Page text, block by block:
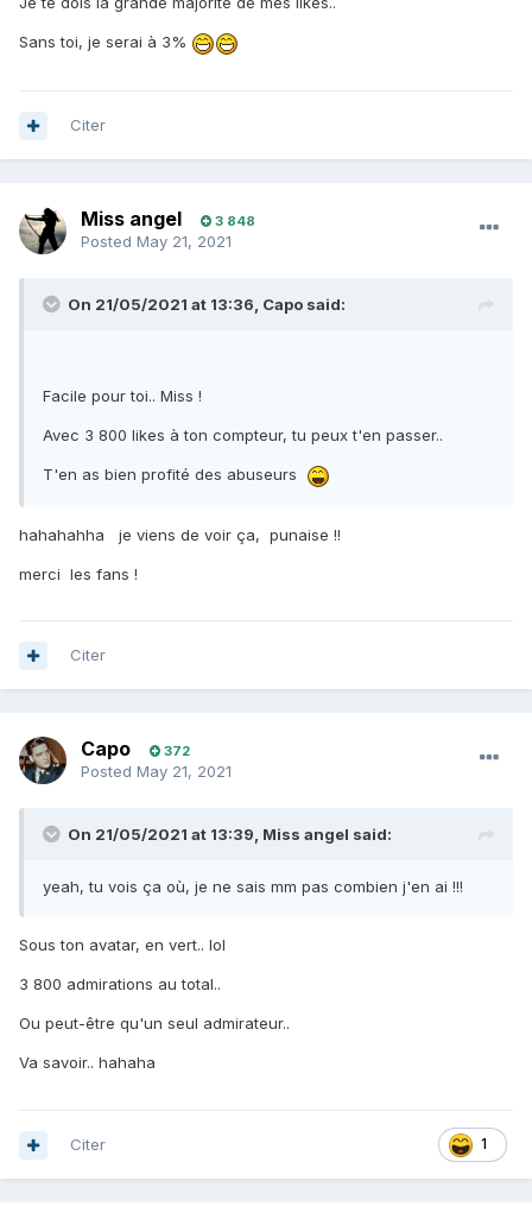
Sans toi, je serai à 3%
Citer
Miss angel 3 848
Posted May 21, 2021
On 21/05/2021 at 13:36, Capo said:
Facile pour toi.. Miss !
Avec 3 800 likes à ton compteur, tu peux t'en passer..
T'en as bien profité des abuseurs
hahahahha je viens de voir ça, punaise !!
merci les fans !
Citer
Capo 372
Posted May 21, 2021
On 21/05/2021 at 13:39, Miss angel said:
yeah, tu vois ça où, je ne sais mm pas combien j'en ai !!!
Sous ton avatar, en vert.. lol
3 800 admirations au total..
Ou peut-être qu'un seul admirateur..
Va savoir.. hahaha
1
Citer